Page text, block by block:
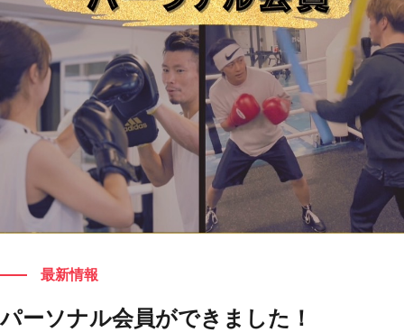
もっと見る
最新情報
パーソナル会員ができました！